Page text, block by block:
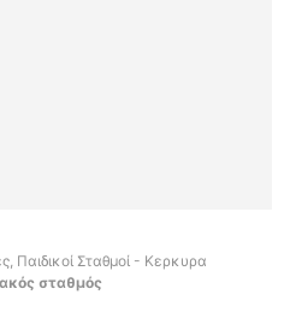
Παιδικοί Σταθμοί - Κερκυρα
σταθμός